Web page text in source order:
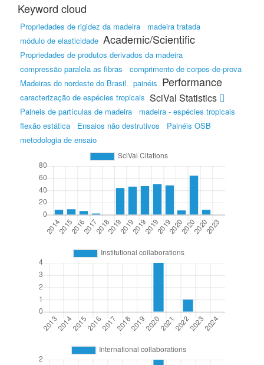
Keyword cloud
Propriedades de rigidez da madeira
madeira tratada
módulo de elasticidade
Propriedades de produtos derivados da madeira
compressão paralela as fibras
comprimento de corpos-de-prova
Madeiras do nordeste do Brasil
painéis
caracterização de espécies tropicais
Paineis de partículas de madeira
madeira - espécies tropicais
flexão estática
Ensaios não destrutivos
Painéis OSB
metodologia de ensaio
Academic/Scientific
Performance
SciVal Statistics